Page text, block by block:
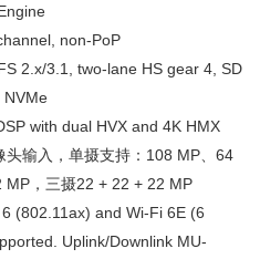
non-PoP
2.x/3.1, two-lane HS gear 4, SD
NVMe
with dual HVX and 4K HMX
输入，单摄支持：108 MP、64
，三摄22 + 22 + 22 MP
and Wi-Fi 6E (6
Uplink/Downlink MU-